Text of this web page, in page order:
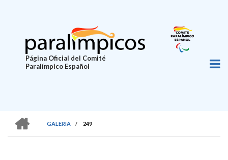
principal
Página Oficial del Comité
Paralímpico Español
SOBRESCRIBIR
GALERIA
/ 249